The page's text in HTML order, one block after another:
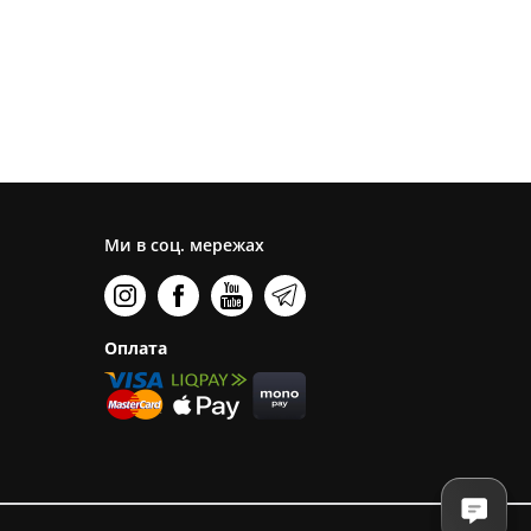
Ми в соц. мережах
Оплата